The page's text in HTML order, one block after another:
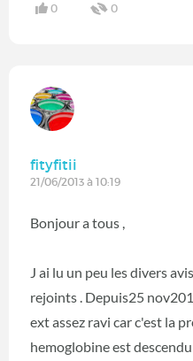
0 0
fityfitii
21/06/2013 à 10:19
Bonjour a tous ,
J ai lu un peu les divers
rejoints . Depuis25
ext assez ravi car c'est la
hemoglobine est